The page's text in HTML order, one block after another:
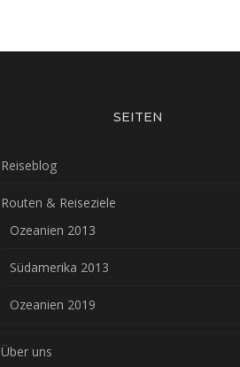
SEITEN
Reiseblog
Routen & Reiseziele
Ozeanien 2013
Südamerika 2013
Ozeanien 2019
Über uns